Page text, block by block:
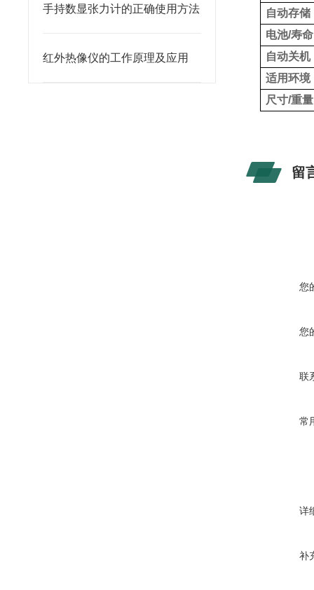
手持数显张力计的正确使用方法
红外热像仪的工作原理及应用
自动存储
电池/寿命
自动关机
适用环境
尺寸/重量
留
您
您
联
常
详
补